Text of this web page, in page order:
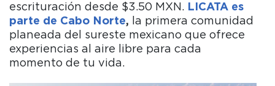
escrituración desde $3.50 MXN. LICATA es
parte de Cabo Norte, la primera comunidad
planeada del sureste mexicano que ofrece
experiencias al aire libre para cada
momento de tu vida.